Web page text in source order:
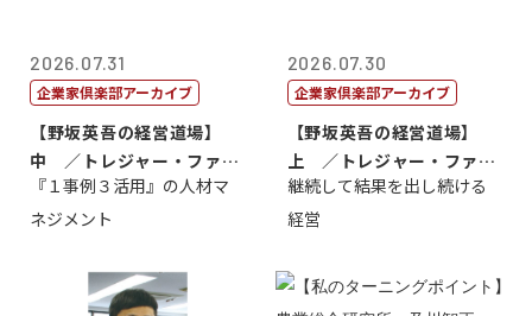
2026.07.31
企業家倶楽部アーカイブ
【野坂英吾の経営道場】
中 ／トレジャー・ファク
トリー社長野坂...
『１事例３活用』の人材マ
ネジメント
2026.07.30
企業家倶楽部アーカイブ
【野坂英吾の経営道場】
上 ／トレジャー・ファク
トリー社長野坂...
継続して結果を出し続ける
経営